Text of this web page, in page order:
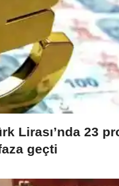
Lirası’nda 23
geçti